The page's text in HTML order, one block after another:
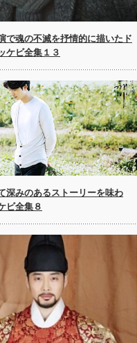
で魂の不滅を抒情的に描いたド
ケビ全集１３
深みのあるストーリーを味わ
ビ全集８